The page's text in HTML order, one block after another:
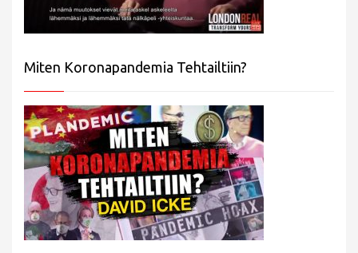
Miten Koronapandemia Tehtailtiin?